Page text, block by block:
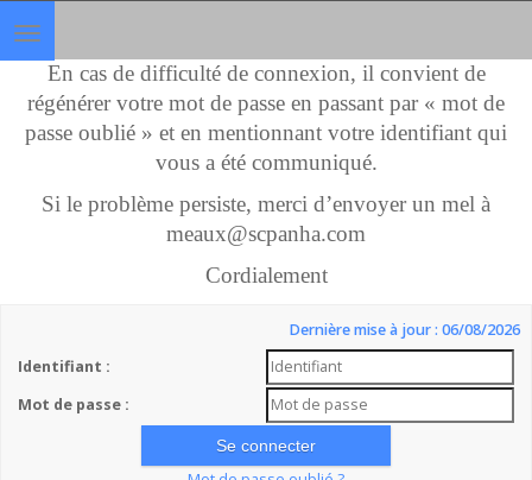
Toggle
navigation
En cas de difficulté de connexion, il convient de
régénérer votre mot de passe en passant par « mot de
passe oublié » et en mentionnant votre identifiant qui
vous a été communiqué.
Si le problème persiste, merci d’envoyer un mel à
meaux@scpanha.com
Cordialement
Dernière mise à jour : 06/08/2026
Identifiant :
Mot de passe :